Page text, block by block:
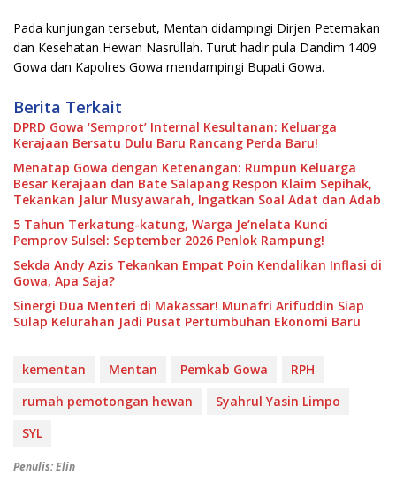
Pada kunjungan tersebut, Mentan didampingi Dirjen Peternakan
dan Kesehatan Hewan Nasrullah. Turut hadir pula Dandim 1409
Gowa dan Kapolres Gowa mendampingi Bupati Gowa.
Berita Terkait
DPRD Gowa ‘Semprot’ Internal Kesultanan: Keluarga
Kerajaan Bersatu Dulu Baru Rancang Perda Baru!
Menatap Gowa dengan Ketenangan: Rumpun Keluarga
Besar Kerajaan dan Bate Salapang Respon Klaim Sepihak,
Tekankan Jalur Musyawarah, Ingatkan Soal Adat dan Adab
5 Tahun Terkatung-katung, Warga Je’nelata Kunci
Pemprov Sulsel: September 2026 Penlok Rampung!
Sekda Andy Azis Tekankan Empat Poin Kendalikan Inflasi di
Gowa, Apa Saja?
Sinergi Dua Menteri di Makassar! Munafri Arifuddin Siap
Sulap Kelurahan Jadi Pusat Pertumbuhan Ekonomi Baru
kementan Mentan Pemkab Gowa
RPH
rumah pemotongan hewan
Syahrul Yasin Limpo
SYL
Penulis: Elin